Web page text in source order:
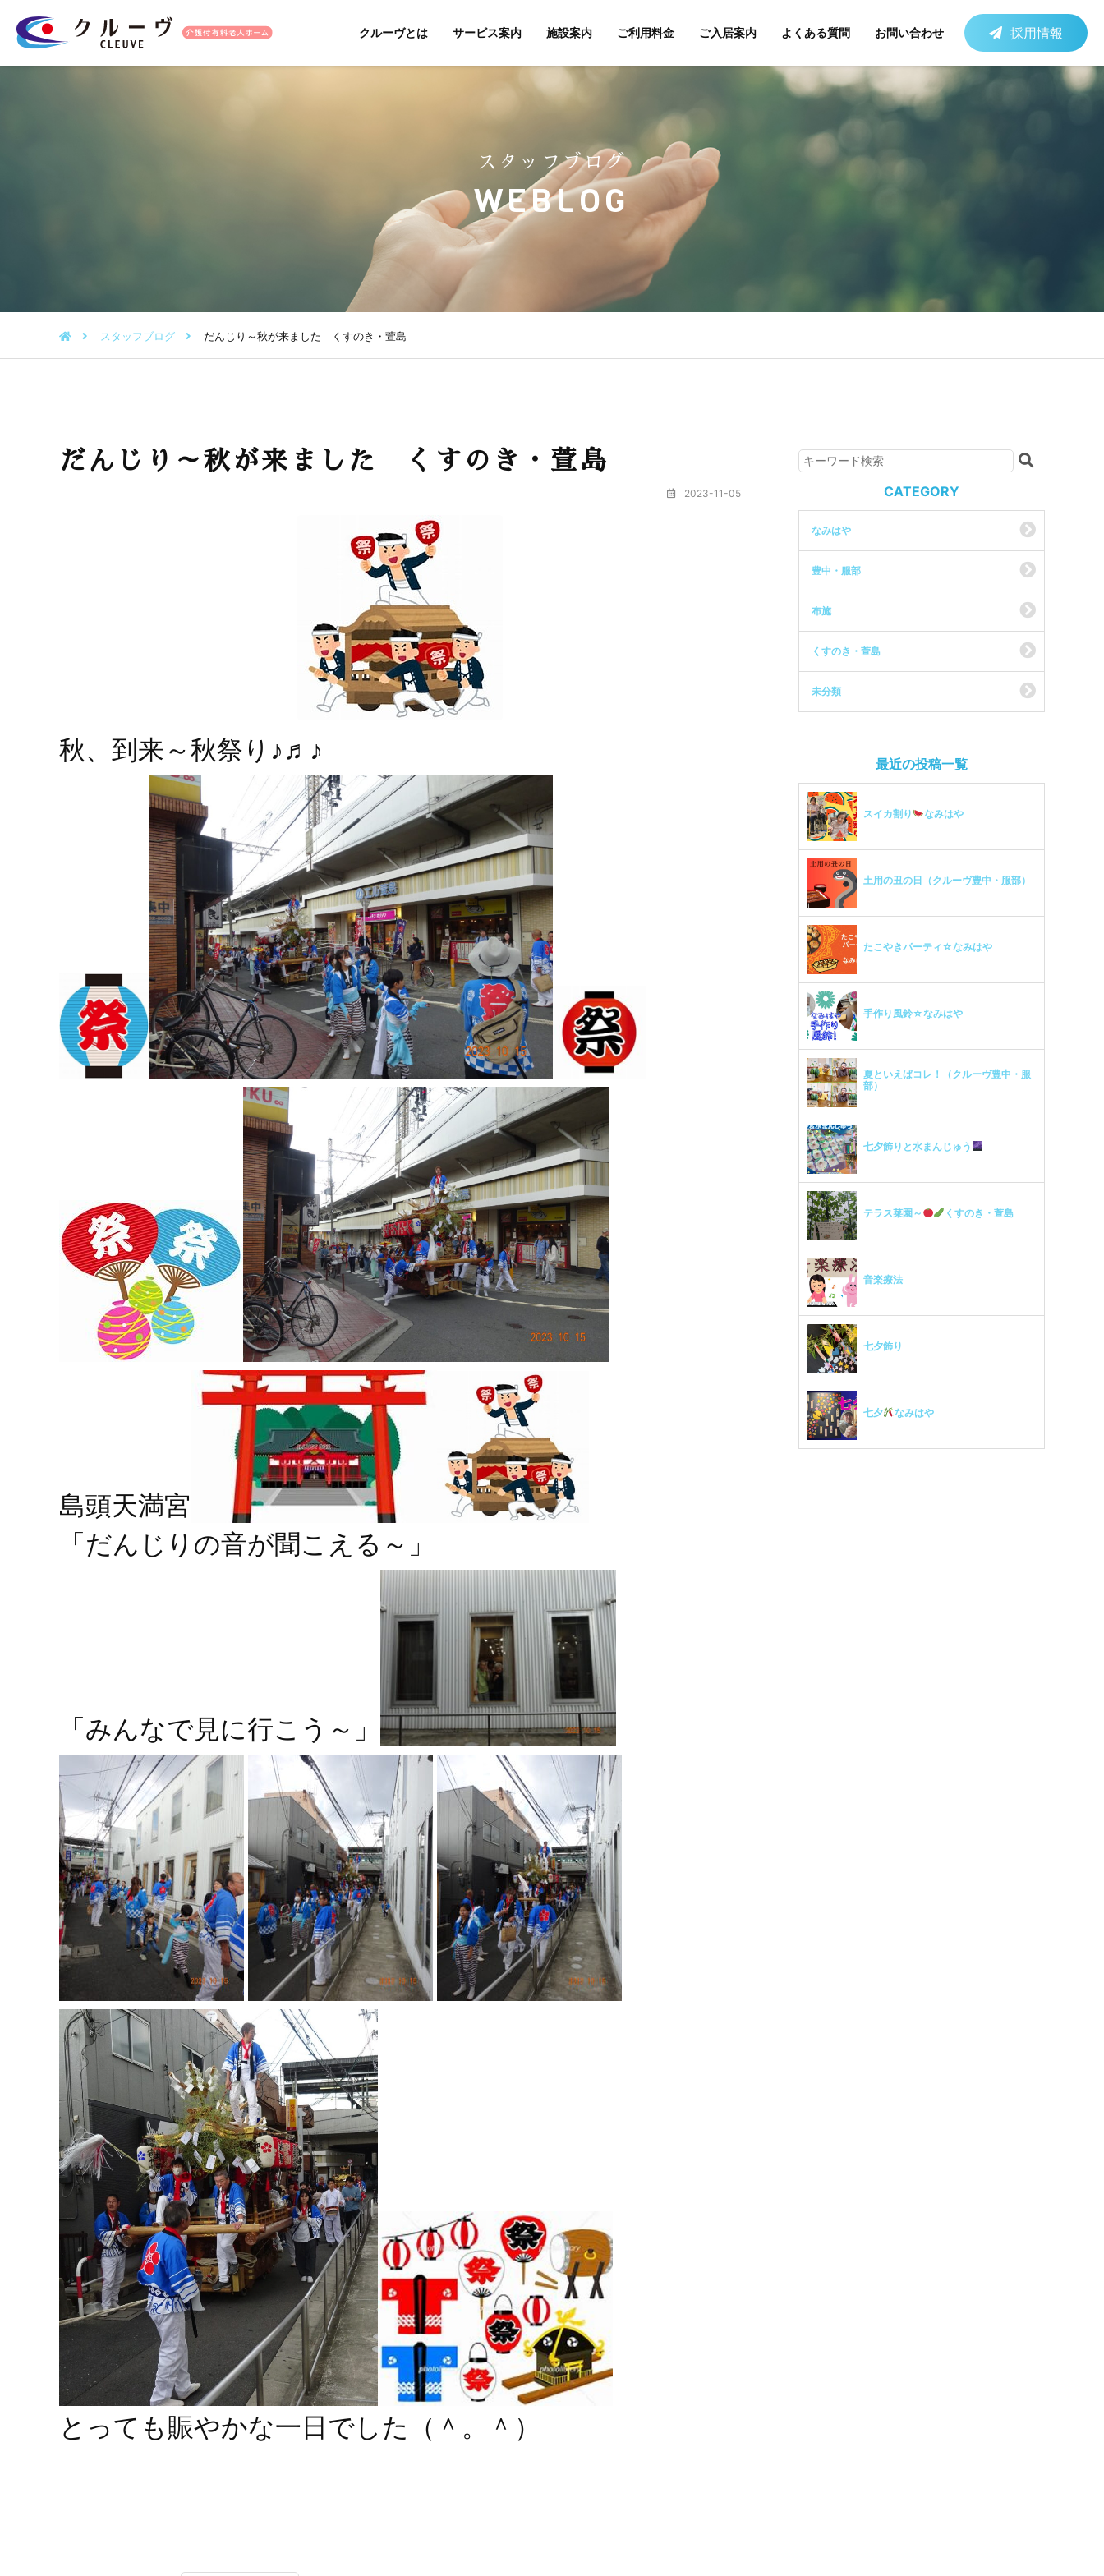
クルーヴとは サービス案内 施設案内 ご利用料金 ご入居案内 よくある質問 お問い合わせ 採用情報
スタッフブログ
WEBLOG
スタッフブログ だんじり～秋が来ました くすのき・萱島
だんじり～秋が来ました くすのき・萱島
2023-11-05
秋、 到来～秋祭り♪♬♪
島頭天満宮
「だんじりの音が聞こえる～」
「みんなで見に行こう～」
とっても賑やかな一日でした（＾。＾）
CATEGORY
なみはや
豊中・服部
布施
くすのき・萱島
未分類
最近の投稿一覧
スイカ割り なみはや
土用の丑の日（クルーヴ豊中・服部）
たこやきパーティ☆なみはや
手作り風鈴☆なみはや
夏といえばコレ！（クルーヴ豊中・服
部）
七夕飾りと水まんじゅう
テラス菜園～ くすのき・萱島
音楽療法
七夕飾り
七夕 なみはや